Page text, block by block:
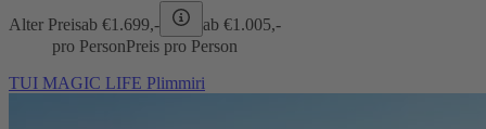
Alter Preisab €1.699,- ab €1.005,-
pro PersonPreis pro Person
TUI MAGIC LIFE Plimmiri